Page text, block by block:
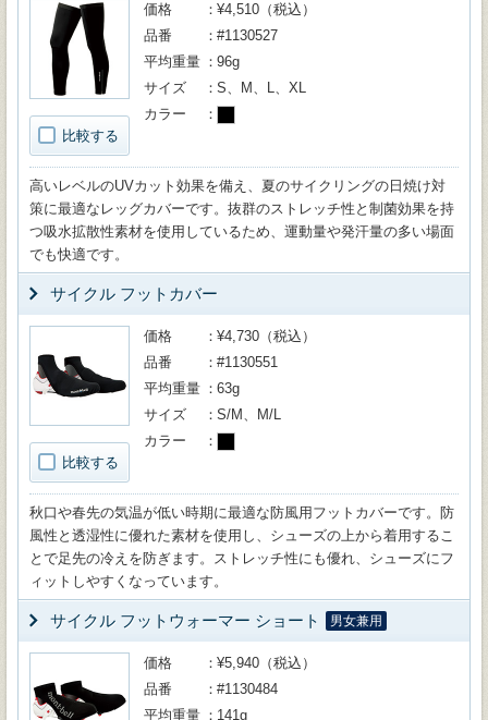
比較する
価格
¥4,510（税込）
品番
#1130527
平均重量
96g
サイズ
S、M、L、XL
カラー
高いレベルのUVカット効果を備え、夏のサイクリングの日焼け対
策に最適なレッグカバーです。抜群のストレッチ性と制菌効果を持
つ吸水拡散性素材を使用しているため、運動量や発汗量の多い場面
でも快適です。
サイクル フットカバー
比較する
価格
¥4,730（税込）
品番
#1130551
平均重量
63g
サイズ
S/M、M/L
カラー
秋口や春先の気温が低い時期に最適な防風用フットカバーです。防
風性と透湿性に優れた素材を使用し、シューズの上から着用するこ
とで足先の冷えを防ぎます。ストレッチ性にも優れ、シューズにフ
ィットしやすくなっています。
サイクル フットウォーマー ショート 男女兼用
価格
¥5,940（税込）
品番
#1130484
平均重量
141g